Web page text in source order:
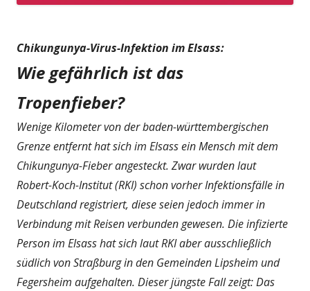
Chikungunya-Virus-Infektion im Elsass:
Wie gefährlich ist das
Tropenfieber?
Wenige Kilometer von der baden-württembergischen
Grenze entfernt hat sich im Elsass ein Mensch mit dem
Chikungunya-Fieber angesteckt. Zwar wurden laut
Robert-Koch-Institut (RKI) schon vorher Infektionsfälle in
Deutschland registriert, diese seien jedoch immer in
Verbindung mit Reisen verbunden gewesen. Die infizierte
Person im Elsass hat sich laut RKI aber ausschließlich
südlich von Straßburg in den Gemeinden Lipsheim und
Fegersheim aufgehalten. Dieser jüngste Fall zeigt: Das